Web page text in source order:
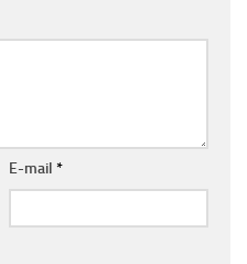
E-mail *